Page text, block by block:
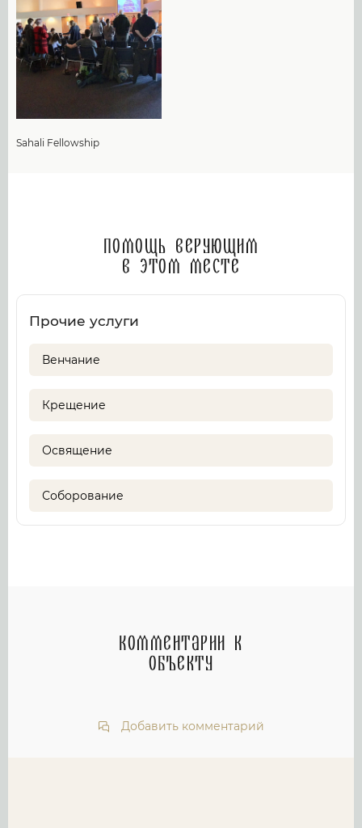
Sahali Fellowship
Помощь верующим
в этом месте
Прочие услуги
Венчание
Крещение
Освящение
Соборование
Комментарии к
объекту
Добавить комментарий